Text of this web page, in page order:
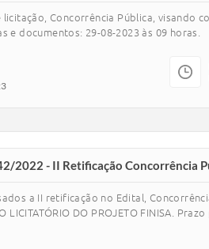
Concorrência Pública, visando
e documentos: 29-08-2023 às 09 horas.
2022 - II Retificação Concorrência
a II retificação no Edital,
LICITATÓRIO DO PROJETO FINISA.